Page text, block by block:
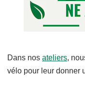
Dans nos ateliers,
vélo pour leur donner